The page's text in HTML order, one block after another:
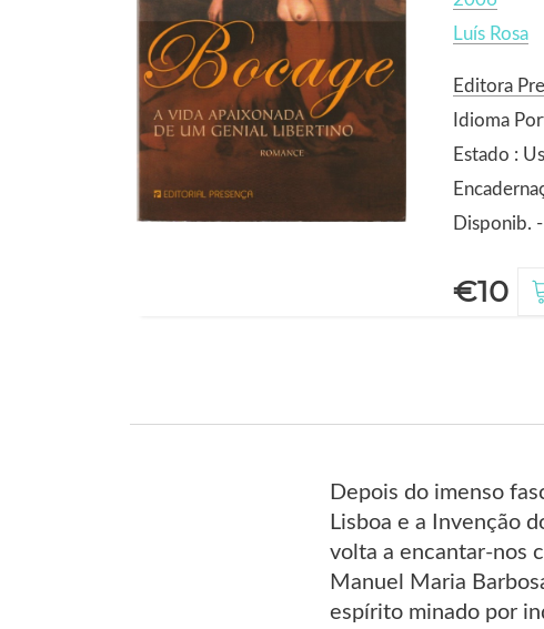
Luís Rosa
Editora
Idioma
Estado :
Disponib. -
€10
Depois do imenso
Lisboa e a Invenção
volta a encantar-nos
Manuel Maria
espírito minado por